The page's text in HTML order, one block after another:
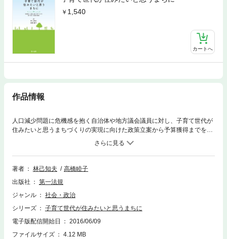
1,540
カートへ
作品情報
人口減少問題に危機感を抱く自治体や地方議会議員に対し、子育て世代が
住みたいと思うまちづくりの実現に向けた政策立案から予算獲得までを詳
著者 林己知夫
高橋睦子
出版社
第一法規
ジャンル
社会・政治
シリーズ
子育て世代が住みたいと思うまちに
電子版配信開始日
2016/06/09
ファイルサイズ
4.12 MB